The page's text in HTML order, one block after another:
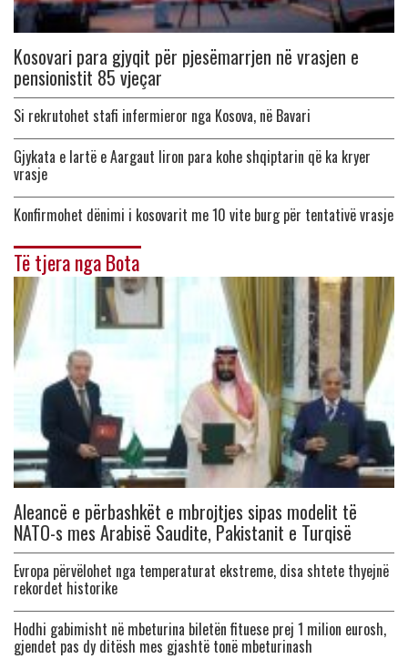
Kosovari para gjyqit për pjesëmarrjen në vrasjen e
pensionistit 85 vjeçar
Si rekrutohet stafi infermieror nga Kosova, në Bavari
Gjykata e lartë e Aargaut liron para kohe shqiptarin që ka kryer
vrasje
Konfirmohet dënimi i kosovarit me 10 vite burg për tentativë vrasje
Të tjera nga Bota
Aleancë e përbashkët e mbrojtjes sipas modelit të
NATO-s mes Arabisë Saudite, Pakistanit e Turqisë
Evropa përvëlohet nga temperaturat ekstreme, disa shtete thyejnë
rekordet historike
Hodhi gabimisht në mbeturina biletën fituese prej 1 milion eurosh,
gjendet pas dy ditësh mes gjashtë tonë mbeturinash